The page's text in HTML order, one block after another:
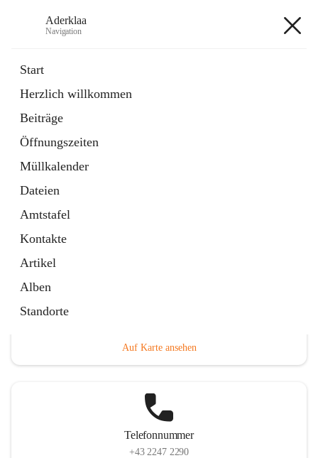
Aderklaa
Navigation
Start
Herzlich willkommen
Beiträge
Öffnungszeiten
Müllkalender
Dateien
Amtstafel
Kontakte
Artikel
Alben
Standorte
6 Schnellzugriffe
Gemeinde
3 Schnellzugriffe
Auf Karte ansehen
Telefonnummer
+43 2247 2290